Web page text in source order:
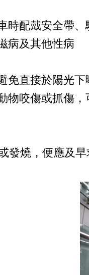
時配戴安全帶
病及其他性病
免直接於陽光下
物咬傷或抓傷
發燒，便應及